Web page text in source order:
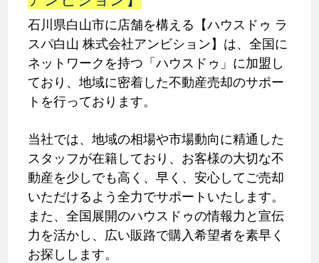
石川県白山市に店舗を構える【ハウスドゥ ラ
スパ白山 株式会社アンビション】は、全国に
ネットワークを持つ「ハウスドゥ」に加盟し
ており、地域に密着した不動産売却のサポー
トを行っております。
当社では、地域の相場や市場動向に精通した
スタッフが在籍しており、お客様の大切な不
動産を少しでも高く、早く、安心してご売却
いただけるよう全力でサポートいたします。
また、全国展開のハウスドゥの情報力と宣伝
力を活かし、広い販路で購入希望者を素早く
お探しします。